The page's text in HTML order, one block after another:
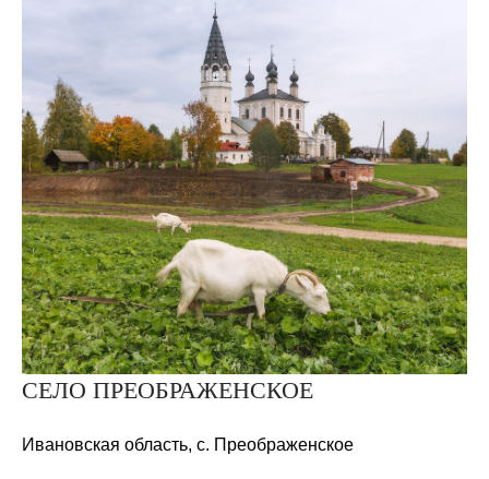
СЕЛО ПРЕОБРАЖЕНСКОЕ
Ивановская область, с. Преображенское